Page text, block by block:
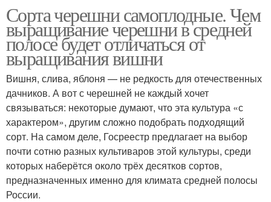
Сорта черешни самоплодные. Чем
выращивание черешни в средней
полосе будет отличаться от
выращивания вишни
Вишня, слива, яблоня — не редкость для отечественных
дачников. А вот с черешней не каждый хочет
связываться: некоторые думают, что эта культура «с
характером», другим сложно подобрать подходящий
сорт. На самом деле, Госреестр предлагает на выбор
почти сотню разных культиваров этой культуры, среди
которых наберётся около трёх десятков сортов,
предназначенных именно для климата средней полосы
России.